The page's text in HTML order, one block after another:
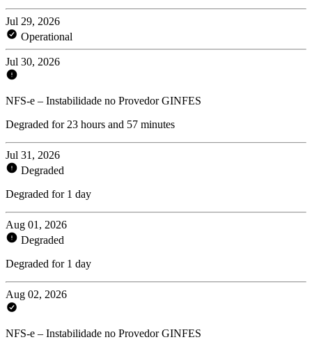
Jul 29, 2026
Operational
Jul 30, 2026
NFS-e – Instabilidade no Provedor GINFES
Degraded for 23 hours and 57 minutes
Jul 31, 2026
Degraded
Degraded for 1 day
Aug 01, 2026
Degraded
Degraded for 1 day
Aug 02, 2026
NFS-e – Instabilidade no Provedor GINFES